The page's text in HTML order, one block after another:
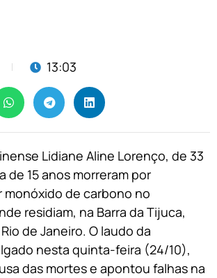
13:03
Lidiane Aline Lorenço, de 33
de 15 anos morreram por
monóxido de carbono no
residiam, na Barra da Tijuca,
de Janeiro. O laudo da
nesta quinta-feira (24/10),
das mortes e apontou falhas na